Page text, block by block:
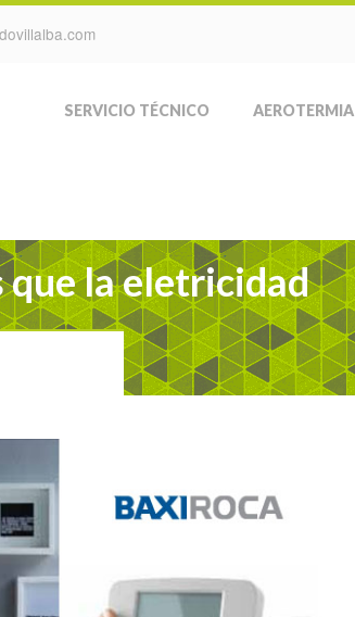
SERVICIO TÉCNICO AEROTERMIA
que la eletricidad